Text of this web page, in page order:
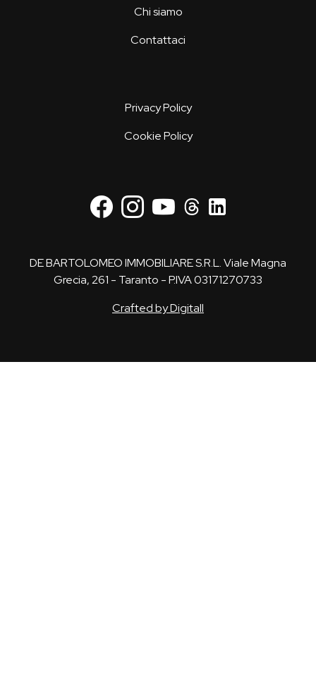
Chi siamo
Contattaci
Privacy Policy
Cookie Policy
DE BARTOLOMEO IMMOBILIARE S.R.L. Viale Magna
Grecia, 261 - Taranto - P.IVA 03171270733
Crafted by Digitall